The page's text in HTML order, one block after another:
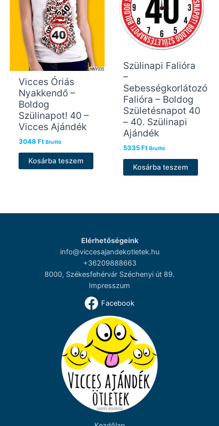
Vicces Óriás
Nyakkendő –
Boldog
Szülinapot! 40 –
Vicces Ajándék
3048 Ft Bruttó
Kosárba teszem
Szülinapi Falióra
–
Sebességkorlátozó
Falióra – Boldog
Születésnapot 40
– 40. Szülinapi
Ajándék
5335Ft Bruttó
Kosárba teszem
Elérhetőségeink
info@viccesajandekotletek.hu
+36209888663
8000, Székesfehérvár Széchenyi út 89.
Impresszum
Facebook